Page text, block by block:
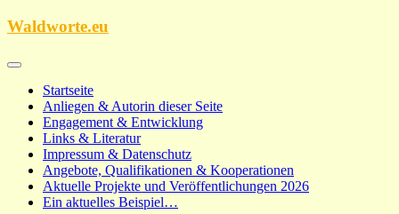
Zum
Waldworte.eu
Startseite
Anliegen & Autorin dieser Seite
Engagement & Entwicklung
Links & Literatur
Impressum & Datenschutz
Angebote, Qualifikationen & Kooperationen
Aktuelle Projekte und Veröffentlichungen 2026
Ein aktuelles Beispiel…